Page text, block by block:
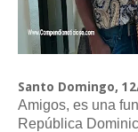
Santo Domingo,
Amigos, es una
República